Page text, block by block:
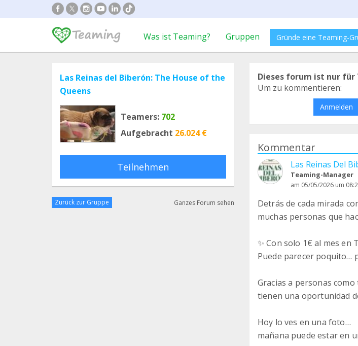
Was ist Teaming? Gruppen Gründe eine Teaming-
Las Reinas del Biberón: The House of the
Queens
Teamers: 702
Aufgebracht 26.024 €
Teilnehmen
Zurück zur Gruppe Ganzes Forum sehen
Dieses forum ist nur für
Um zu kommentieren:
Anmelden
Kommentar
Las Reinas Del
Teaming-Manager
am 05/05/2026 um
Detrás de cada mirada
muchas personas que
✨ Con solo 1€ al mes en
Puede parecer poquito…
Gracias a personas
tienen una oportunidad
Hoy lo ves en una foto…
mañana puede estar en